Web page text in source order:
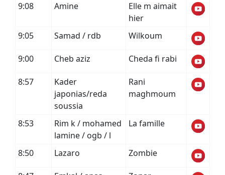
9:08 Amine
Elle m aimait
hier
9:05
Samad / rdb Wilkoum
9:00 Cheb aziz Cheda fi rabi
8:57
Kader
japonias/reda
soussia
Rani
maghmoum
8:53
Rim k / mohamed
lamine / ogb / l
La famille
8:50 Lazaro Zombie